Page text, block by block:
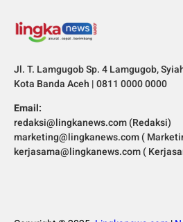
Jl. T. Lamgugob Sp. 4 Lamgugob,
Kota Banda Aceh | 0811 0000 0000
Email:
redaksi@lingkanews.com (Redaksi)
marketing@lingkanews.com (
kerjasama@lingkanews.com (